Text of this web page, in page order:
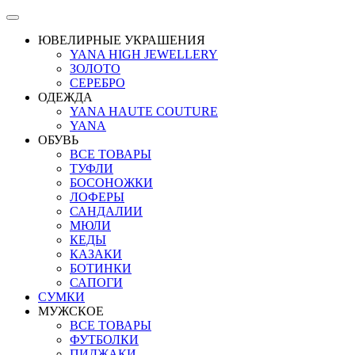
ЮВЕЛИРНЫЕ УКРАШЕНИЯ
YANA HIGH JEWELLERY
ЗОЛОТО
СЕРЕБРО
ОДЕЖДА
YANA HAUTE COUTURE
YANA
ОБУВЬ
ВСЕ ТОВАРЫ
ТУФЛИ
БОСОНОЖКИ
ЛОФЕРЫ
САНДАЛИИ
МЮЛИ
КЕДЫ
КАЗАКИ
БОТИНКИ
САПОГИ
СУМКИ
МУЖСКОЕ
ВСЕ ТОВАРЫ
ФУТБОЛКИ